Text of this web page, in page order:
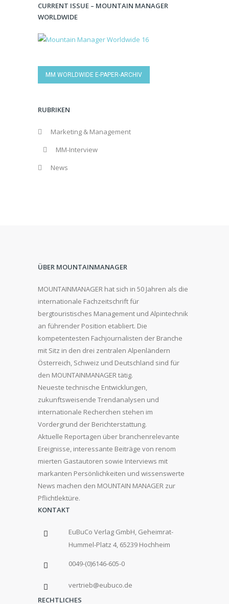
CURRENT ISSUE – MOUNTAIN MANAGER
WORLDWIDE
MM WORLDWIDE E-PAPER-ARCHIV
RUBRIKEN
Marketing & Management
MM-Interview
News
ÜBER MOUNTAINMANAGER
MOUNTAINMANAGER hat sich in 50 Jahren als die
internationale Fachzeitschrift für
bergtouristisches Management und Alpintechnik
an führender Position etabliert. Die
kompetentesten Fachjournalisten der Branche
mit Sitz in den drei zentralen Alpenländern
Österreich, Schweiz und Deutschland sind für
den MOUNTAINMANAGER tätig.
Neueste technische Entwicklungen,
zukunftsweisende Trendanalysen und
internationale Recherchen stehen im
Vordergrund der Berichterstattung.
Aktuelle Reportagen über branchenrelevante
Ereignisse, interessante Beiträge von renom
mierten Gastautoren sowie Interviews mit
markanten Persönlichkeiten und wissenswerte
News machen den MOUNTAIN MANAGER zur
Pflichtlektüre.
KONTAKT
EuBuCo Verlag GmbH, Geheimrat-
Hummel-Platz 4, 65239 Hochheim
0049-(0)6146-605-0
vertrieb@eubuco.de
RECHTLICHES